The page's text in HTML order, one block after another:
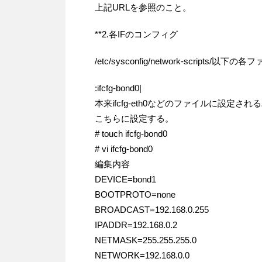
上記URLを参照のこと。
**2.各IFのコンフィグ
/etc/sysconfig/network-scripts/以下の各フ
:ifcfg-bond0|
本来ifcfg-eth0などのファイルに設定され
こちらに設定する。
# touch ifcfg-bond0
# vi ifcfg-bond0
編集内容
DEVICE=bond1
BOOTPROTO=none
BROADCAST=192.168.0.255
IPADDR=192.168.0.2
NETMASK=255.255.255.0
NETWORK=192.168.0.0